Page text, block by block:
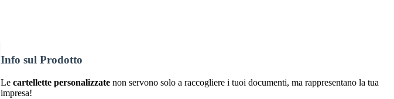
Info sul Prodotto
Le cartellette personalizzate non servono solo a raccogliere i tuoi documenti, ma rappresentano la tua
impresa!